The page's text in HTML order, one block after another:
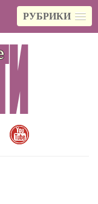
РУБРИКИ